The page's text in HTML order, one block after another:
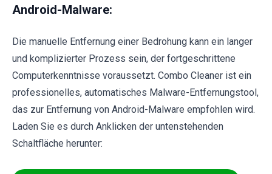
Android-Malware:
Die manuelle Entfernung einer Bedrohung kann ein langer
und komplizierter Prozess sein, der fortgeschrittene
Computerkenntnisse voraussetzt. Combo Cleaner ist ein
professionelles, automatisches Malware-Entfernungstool,
das zur Entfernung von Android-Malware empfohlen wird.
Laden Sie es durch Anklicken der untenstehenden
Schaltfläche herunter: